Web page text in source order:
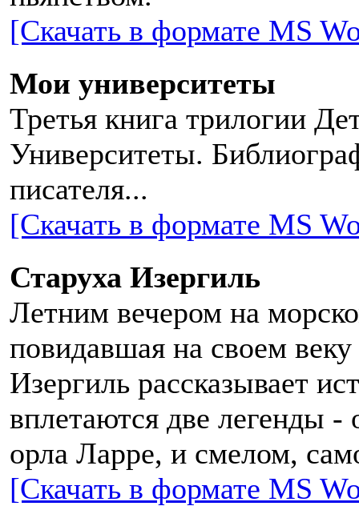
[Скачать в формате MS
Мои университеты
Третья книга трилогии
Университеты.
писателя...
[Скачать в формате MS
Старуха Изергиль
Летним вечером на
повидавшая на своем
Изергиль рассказывает
вплетаются две легенды
орла Ларре, и смелом,
[Скачать в формате MS